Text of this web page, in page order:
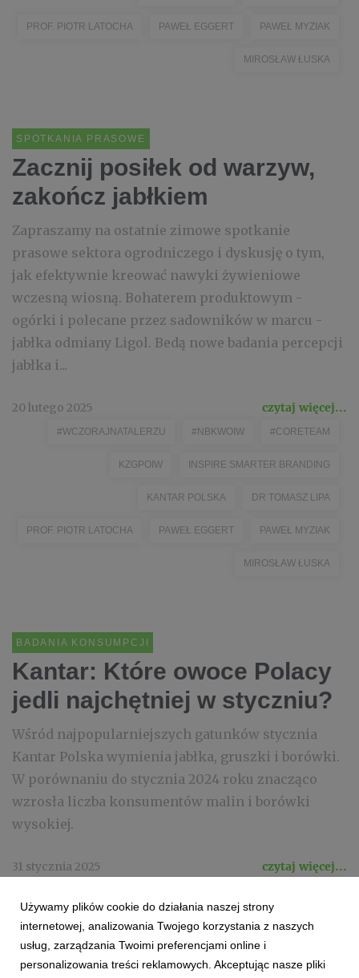
PROF. PIOTR LATOCHA PAWEŁ EGGERT PAWEŁ MYZIAK
MIROSŁAW ŁUSKA
SPOTKANIA PRASOWE
Zacznij posiłek od warzyw,
zakończ jabłkiem
Zapraszamy na ostatnie zimowe spotkanie
prasowe sektora ogrodniczego i dyskusję o tym,
jak efektywnie kreować nawyki żywieniowe
wczesną wiosną. Bohaterem produktowym -
ogórki i polecane przez sadowników w marcu -
jabłka odmiany Ligol. Bedą nowe badania percepcji
jabłka i...
20 lutego 2025 czytaj więcej...
#WCZORAJNATALERZU #NBKWOIW #CORETEAM
KZGPOIW INSPIRE SMARTER BRANDING
KANTAR POLSKA DR TOMASZ LIPA
PROF. PIOTR LATOCHA PAWEŁ EGGERT PAWEŁ MYZIAK
MIROSŁAW ŁUSKA
BADANIA KONSUMPCJI
Kantar: Które owoce Polacy
jedli najchętniej w styczniu?
Wśród najpopularniejszych gatunków stycznia
Kantar Polska wymienia jabłka, gruszki i borówki.
W porównaniu do stycznia 2024 roku znacząco
wzrosła liczba konsumentów malin i borówki
wysokiej.
31 stycznia 2025 czytaj więcej...
KZGPOIW SEZON2024 KANTAR POLSKA
Używamy plików cookie do działania naszej strony
internetowej, analizowania Twojego korzystania z naszych
usług, zarządzania Twoimi preferencjami online i
personalizowania treści reklamowych. Akceptując nasze pliki